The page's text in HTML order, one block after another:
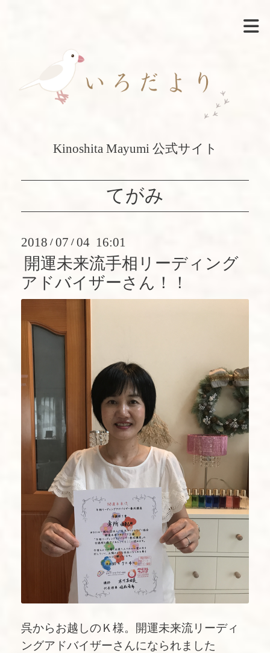
Kinoshita Mayumi 公式サイト
てがみ
2018 / 07 / 04 16:01
開運未来流手相リーディング
アドバイザーさん！！
呉からお越しのＫ様。開運未来流リーディ
ングアドバイザーさんになられました